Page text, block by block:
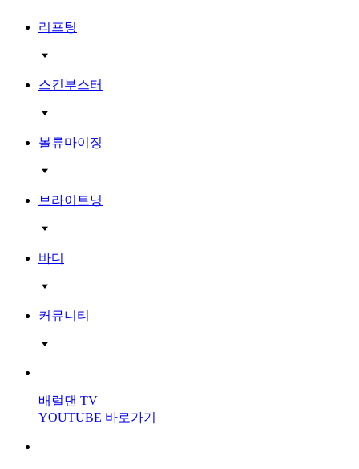
리프팅
스킨부스터
볼류마이징
브라이트닝
바디
커뮤니티
배럴댄 TV
YOUTUBE 바로가기